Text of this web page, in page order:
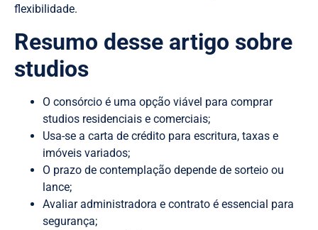
flexibilidade.
Resumo desse artigo sobre
studios
O consórcio é uma opção viável para comprar
studios residenciais e comerciais;
Usa-se a carta de crédito para escritura, taxas e
imóveis variados;
O prazo de contemplação depende de sorteio ou
lance;
Avaliar administradora e contrato é essencial para
segurança;